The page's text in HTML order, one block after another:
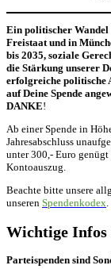
Ein politischer Wandel
Freistaat und in
bis 2035, soziale
die Stärkung unserer
erfolgreiche politische
auf Deine Spende
DANKE!
Ab einer Spende in
Jahresabschluss
unter 300,- Euro
Kontoauszug.
Beachte bitte unsere
unseren Spendenkodex.
Wichtige Infos
Parteispenden sind